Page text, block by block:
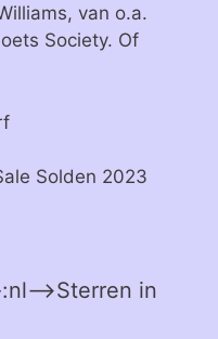
van o.a.
Society. Of
>Sterren in